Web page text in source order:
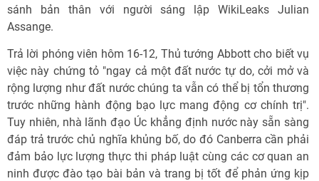
sánh bản thân với người sáng lập WikiLeaks Julian
Assange.
Trả lời phóng viên hôm 16-12, Thủ tướng Abbott cho biết vụ
việc này chứng tỏ "ngay cả một đất nước tự do, cởi mở và
rộng lượng như đất nước chúng ta vẫn có thể bị tổn thương
trước những hành động bạo lực mang động cơ chính trị".
Tuy nhiên, nhà lãnh đạo Úc khẳng định nước này sẵn sàng
đáp trả trước chủ nghĩa khủng bố, do đó Canberra cần phải
đảm bảo lực lượng thực thi pháp luật cùng các cơ quan an
ninh được đào tạo bài bản và trang bị tốt để phản ứng kịp